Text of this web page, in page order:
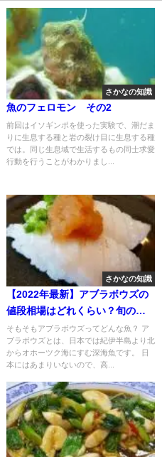
さかなの知識
魚のフェロモン その2
前回はイソギンポを使った実験で、潮だま
りに生息する種と岩の裂け目に生息する種
では。同じ生息域で生活するもの同士求愛
行動を行うことがわかりまし...
さかなの知識
【2022年最新】アブラボウズの
値段相場はどれくらい？旬の時
期・人気の調理方法もご紹介
そもそもアブラボウズってどんな魚？ ア
ブラボウズとは、日本では紀伊半島より北
からオホーツク海にすむ深海魚です。 日
本にはあまりいないので、高...